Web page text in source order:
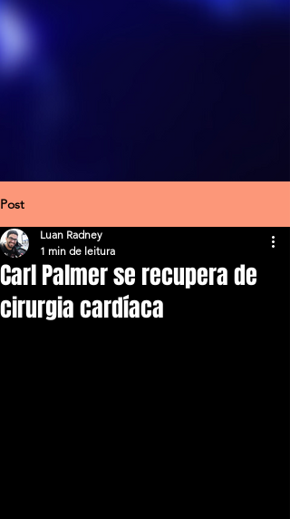
Post
Carl Palmer se recupera de
cirurgia cardíaca
Luan Radney
1 min de leitura